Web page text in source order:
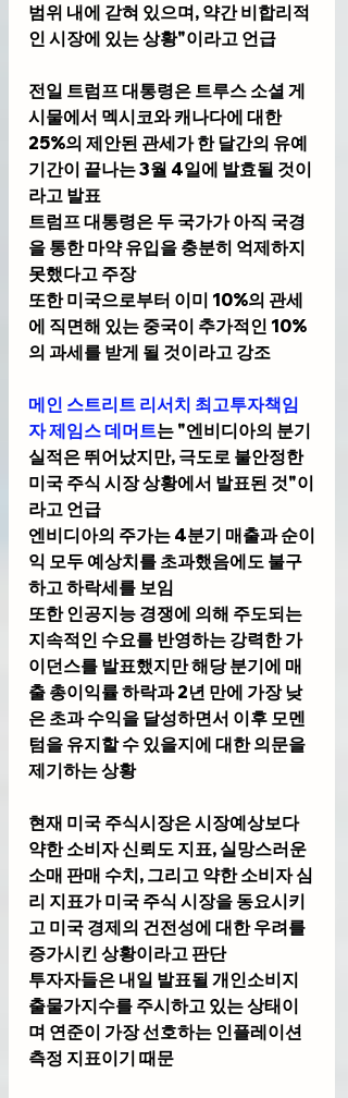
범위 내에 갇혀 있으며, 약간 비합리적
인 시장에 있는 상황"이라고 언급
전일 트럼프 대통령은 트루스 소셜 게
시물에서 멕시코와 캐나다에 대한
25%의 제안된 관세가 한 달간의 유예
기간이 끝나는 3월 4일에 발효될 것이
라고 발표
트럼프 대통령은 두 국가가 아직 국경
을 통한 마약 유입을 충분히 억제하지
못했다고 주장
또한 미국으로부터 이미 10%의 관세
에 직면해 있는 중국이 추가적인 10%
의 과세를 받게 될 것이라고 강조
메인 스트리트 리서치 최고투자책임
자 제임스 데머트는 "엔비디아의 분기
실적은 뛰어났지만, 극도로 불안정한
미국 주식 시장 상황에서 발표된 것"이
라고 언급
엔비디아의 주가는 4분기 매출과 순이
익 모두 예상치를 초과했음에도 불구
하고 하락세를 보임
또한 인공지능 경쟁에 의해 주도되는
지속적인 수요를 반영하는 강력한 가
이던스를 발표했지만 해당 분기에 매
출 총이익률 하락과 2년 만에 가장 낮
은 초과 수익을 달성하면서 이후 모멘
텀을 유지할 수 있을지에 대한 의문을
제기하는 상황
현재 미국 주식시장은 시장예상보다
약한 소비자 신뢰도 지표, 실망스러운
소매 판매 수치, 그리고 약한 소비자 심
리 지표가 미국 주식 시장을 동요시키
고 미국 경제의 건전성에 대한 우려를
증가시킨 상황이라고 판단
투자자들은 내일 발표될 개인소비지
출물가지수를 주시하고 있는 상태이
며 연준이 가장 선호하는 인플레이션
측정 지표이기 때문